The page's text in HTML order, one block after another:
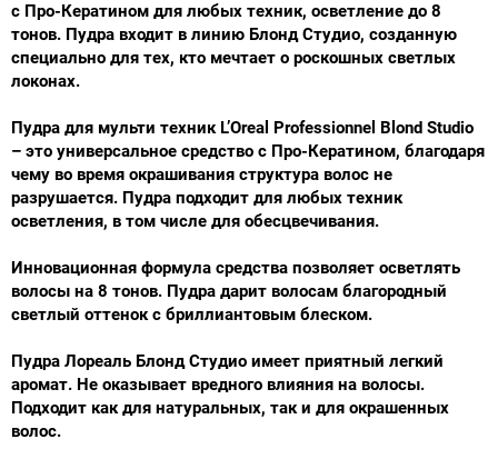
с Про-Кератином для любых техник, осветление до 8
тонов. Пудра входит в линию Блонд Студио, созданную
специально для тех, кто мечтает о роскошных светлых
локонах.
Пудра для мульти техник L’Oreal Professionnel Blond Studio
– это универсальное средство с Про-Кератином, благодаря
чему во время окрашивания структура волос не
разрушается. Пудра подходит для любых техник
осветления, в том числе для обесцвечивания.
Инновационная формула средства позволяет осветлять
волосы на 8 тонов. Пудра дарит волосам благородный
светлый оттенок с бриллиантовым блеском.
Пудра Лореаль Блонд Студио имеет приятный легкий
аромат. Не оказывает вредного влияния на волосы.
Подходит как для натуральных, так и для окрашенных
волос.